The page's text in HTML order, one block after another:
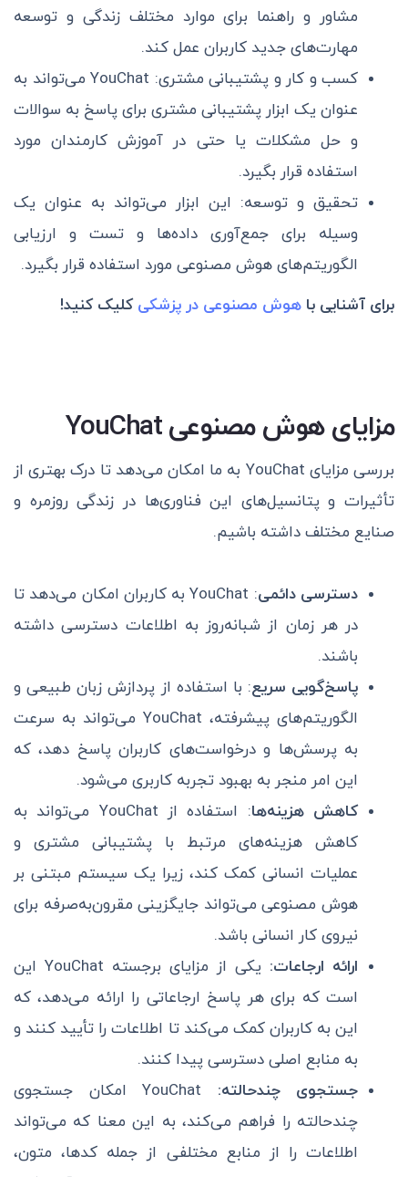
مشاور و راهنما برای موارد مختلف زندگی و توسعه
مهارت‌های جدید کاربران عمل کند.
کسب و کار و پشتیبانی مشتری: YouChat می‌تواند به
عنوان یک ابزار پشتیبانی مشتری برای پاسخ به سوالات
و حل مشکلات یا حتی در آموزش کارمندان مورد
استفاده قرار بگیرد.
تحقیق و توسعه: این ابزار می‌تواند به عنوان یک
وسیله برای جمع‌آوری داده‌ها و تست و ارزیابی
الگوریتم‌های هوش مصنوعی مورد استفاده قرار بگیرد.
برای آشنایی با هوش مصنوعی در پزشکی کلیک کنید!
مزایای هوش مصنوعی YouChat
بررسی مزایای YouChat به ما امکان می‌دهد تا درک بهتری از
تأثیرات و پتانسیل‌های این فناوری‌ها در زندگی روزمره و
صنایع مختلف داشته باشیم.
دسترسی دائمی
: YouChat به کاربران امکان می‌دهد تا
در هر زمان از شبانه‌روز به اطلاعات دسترسی داشته
باشند.
پاسخ‌گویی سریع: با استفاده از پردازش زبان طبیعی و
الگوریتم‌های پیشرفته، YouChat می‌تواند به سرعت
به پرسش‌ها و درخواست‌های کاربران پاسخ دهد، که
این امر منجر به بهبود تجربه کاربری می‌شود.
کاهش هزینه‌ها
: استفاده از YouChat می‌تواند به
کاهش هزینه‌های مرتبط با پشتیبانی مشتری و
عملیات انسانی کمک کند، زیرا یک سیستم مبتنی بر
هوش مصنوعی می‌تواند جایگزینی مقرون‌به‌صرفه برای
نیروی کار انسانی باشد.
ارائه ارجاعات:
یکی از مزایای برجسته YouChat این
است که برای هر پاسخ ارجاعاتی را ارائه می‌دهد، که
این به کاربران کمک می‌کند تا اطلاعات را تأیید کنند و
به منابع اصلی دسترسی پیدا کنند.
جستجوی چندحالته:
YouChat امکان جستجوی
چندحالته را فراهم می‌کند، به این معنا که می‌تواند
اطلاعات را از منابع مختلفی از جمله کدها، متون،